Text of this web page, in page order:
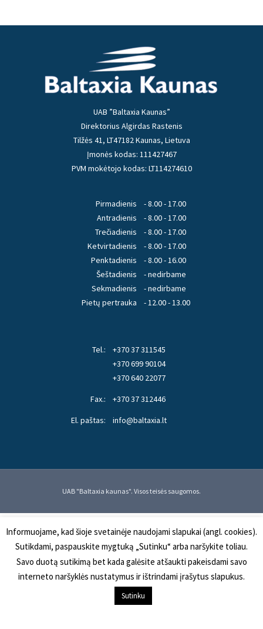
UAB ”Baltaxia Kaunas”
Direktorius Algirdas Rastenis
Tilžės 41, LT47182 Kaunas, Lietuva
Įmonės kodas: 111427467
PVM mokėtojo kodas: LT114274610
Pirmadienis
Antradienis
Trečiadienis
Ketvirtadienis
Penktadienis
Šeštadienis
Sekmadienis
Pietų pertrauka
- 8.00 - 17.00
- 8.00 - 17.00
- 8.00 - 17.00
- 8.00 - 17.00
- 8.00 - 16.00
- nedirbame
- nedirbame
- 12.00 - 13.00
Tel.:
+370 37 311545
+370 699 90104
+370 640 22077
Fax.:
+370 37 312446
El. paštas:
info@baltaxia.lt
UAB "Baltaxia kaunas". Visos teisės saugomos.
Informuojame, kad šioje svetainėje naudojami slapukai (angl. cookies).
Sutikdami, paspauskite mygtuką „Sutinku“ arba naršykite toliau.
Savo duotą sutikimą bet kada galėsite atšaukti pakeisdami savo
interneto naršyklės nustatymus ir ištrindami įrašytus slapukus.
Sutinku